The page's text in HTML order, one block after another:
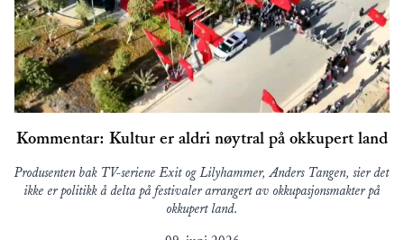
Kommentar: Kultur er aldri nøytral på okkupert land
Produsenten bak TV-seriene Exit og Lilyhammer, Anders Tangen, sier det
ikke er politikk å delta på festivaler arrangert av okkupasjonsmakter på
okkupert land.